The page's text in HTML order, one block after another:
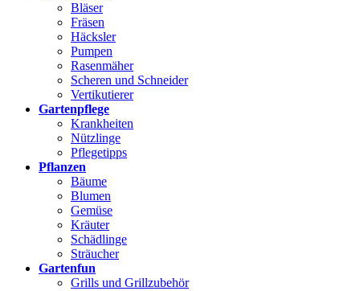
Bläser
Fräsen
Häcksler
Pumpen
Rasenmäher
Scheren und Schneider
Vertikutierer
Gartenpflege
Krankheiten
Nützlinge
Pflegetipps
Pflanzen
Bäume
Blumen
Gemüse
Kräuter
Schädlinge
Sträucher
Gartenfun
Grills und Grillzubehör